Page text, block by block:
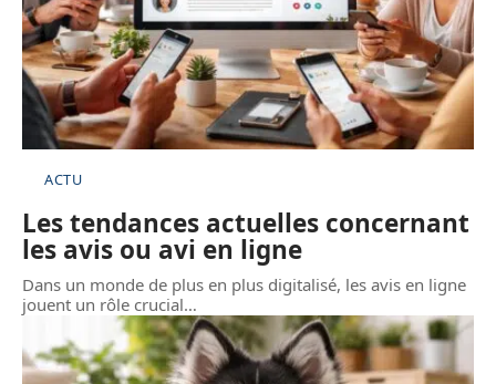
ACTU
Les tendances actuelles concernant
les avis ou avi en ligne
Dans un monde de plus en plus digitalisé, les avis en ligne
jouent un rôle crucial…